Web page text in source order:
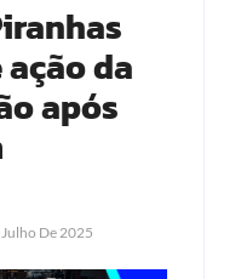
da
após
De 2025